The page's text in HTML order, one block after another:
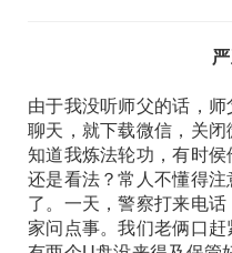
由于我没听师父的话，
聊天，就下载微信，关
知道我炼法轮功，有时
还是看法？常人不懂得
了。一天，警察打来电
家问点事。我们老俩口赶